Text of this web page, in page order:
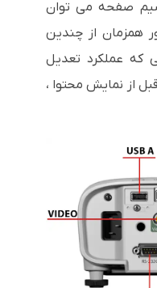
صفحه می توان
همزمان از چندین
که عملکرد تعدیل
از نمایش محتوا ،